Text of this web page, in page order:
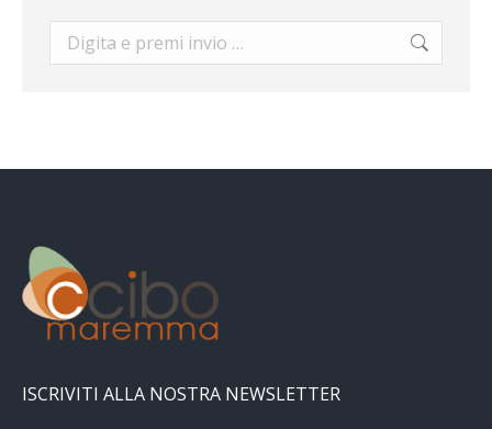
Cerca:
ISCRIVITI ALLA NOSTRA NEWSLETTER